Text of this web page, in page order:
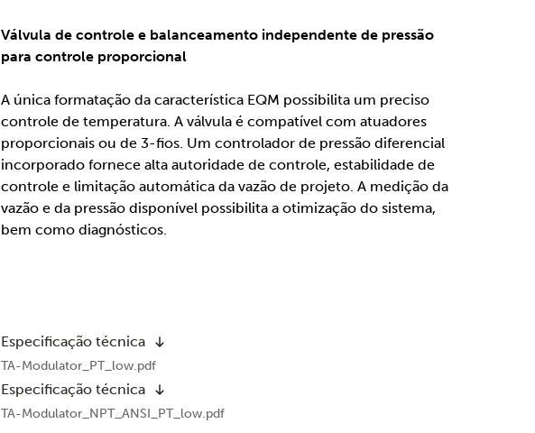
Válvula de controle e balanceamento independente de pressão
para controle proporcional
A única formatação da característica EQM possibilita um preciso
controle de temperatura. A válvula é compatível com atuadores
proporcionais ou de 3-fios. Um controlador de pressão diferencial
incorporado fornece alta autoridade de controle, estabilidade de
controle e limitação automática da vazão de projeto. A medição da
vazão e da pressão disponível possibilita a otimização do sistema,
bem como diagnósticos.
Especificação técnica
TA-Modulator_PT_low.pdf
Especificação técnica
TA-Modulator_NPT_ANSI_PT_low.pdf